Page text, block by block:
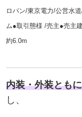
ロパン/東京電力/公営水
ム●取引態様 /売主●売主
約6.0m
内装・外装ともに
し、